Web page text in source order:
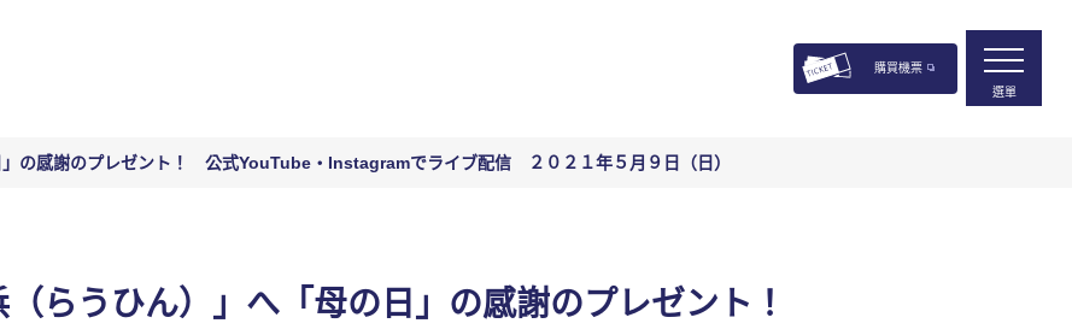
購買機票
選單
の感謝のプレゼント！ 公式YouTube・Instagramでライブ配信 ２０２１年５月９日（日）
（らうひん）」へ「母の日」の感謝のプレゼント！